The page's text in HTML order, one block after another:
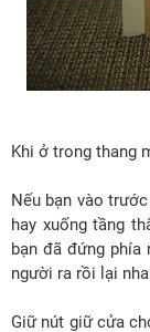
Khi ở trong thang
Nếu bạn vào
hay xuống tầng
bạn đã đứng phía
người ra rồi lại
Giữ nút giữ cửa